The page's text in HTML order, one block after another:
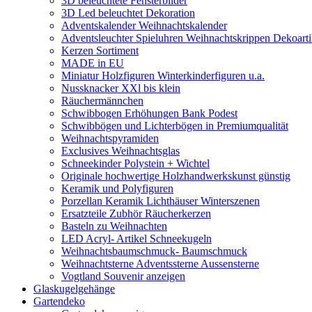
3D Led beleuchtet Dekoration
Adventskalender Weihnachtskalender
Adventsleuchter Spieluhren Weihnachtskrippen
Kerzen Sortiment
MADE in EU
Miniatur Holzfiguren Winterkinderfiguren u.a.
Nussknacker XXl bis klein
Räuchermännchen
Schwibbogen Erhöhungen Bank Podest
Schwibbögen und Lichterbögen in Premiumqualität
Weihnachtspyramiden
Exclusives Weihnachtsglas
Schneekinder Polystein + Wichtel
Originale hochwertige Holzhandwerkskunst günstig
Keramik und Polyfiguren
Porzellan Keramik Lichthäuser Winterszenen
Ersatzteile Zubhör Räucherkerzen
Basteln zu Weihnachten
LED Acryl- Artikel Schneekugeln
Weihnachtsbaumschmuck- Baumschmuck
Weihnachtsterne Adventssterne Aussensterne
Vogtland Souvenir anzeigen
Glaskugelgehänge
Gartendeko